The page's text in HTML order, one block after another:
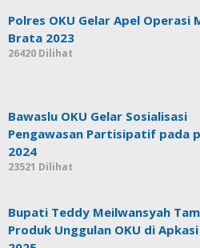
Polres OKU Gelar Apel Operasi
Brata 2023
26420 Dilihat
Bawaslu OKU Gelar Sosialisasi
Pengawasan Partisipatif pada
2024
23521 Dilihat
Bupati Teddy Meilwansyah
Produk Unggulan OKU di